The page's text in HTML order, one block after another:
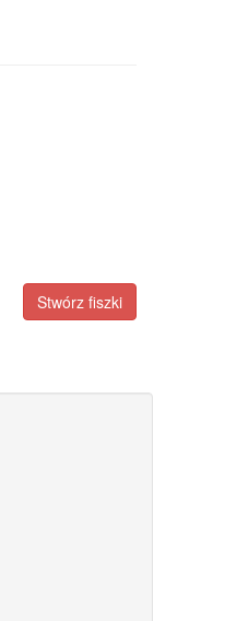
Stwórz fiszki